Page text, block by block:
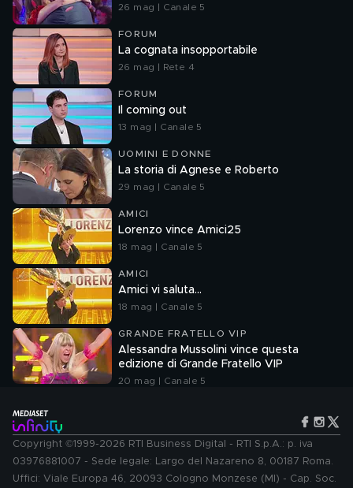
26 mag | Canale 5
FORUM
La cognata insopportabile
26 mag | Rete 4
FORUM
Il coming out
13 mag | Canale 5
UOMINI E DONNE
La storia di Agnese e Roberto
29 mag | Canale 5
AMICI
Lorenzo vince Amici25
18 mag | Canale 5
AMICI
Amici vi saluta...
18 mag | Canale 5
GRANDE FRATELLO VIP
Alessandra Mussolini vince questa
edizione di Grande Fratello VIP
20 mag | Canale 5
Copyright ©1999-2026 RTI Business Digital - RTI S.p.A.: p. iva
03976881007 - Sede legale: Largo del Nazareno 8, 00187 Roma.
Uffici: Viale Europa 46, 20093 Cologno Monzese (MI) - Cap. Soc.